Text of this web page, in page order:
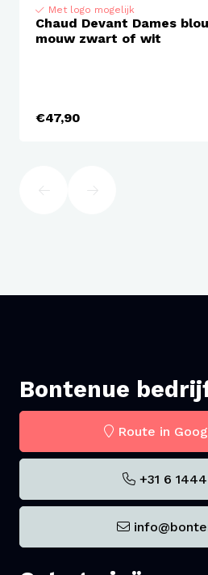
Met logo mogelijk
Chaud Devant Dames
mouw zwart of wit
€47,90
Bontenue
Route in
+31 6